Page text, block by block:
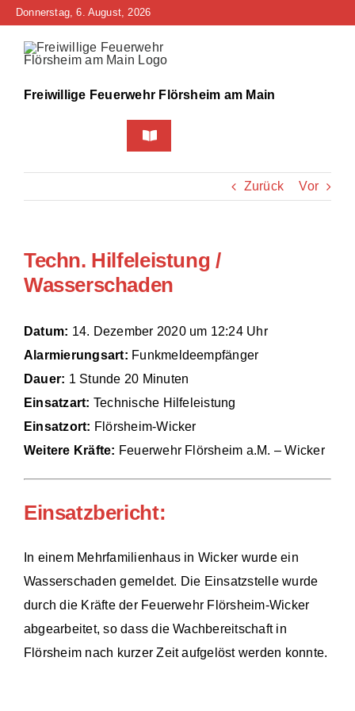
Zum
springen
Donnerstag, 6. August, 2026
Freiwillige Feuerwehr Flörsheim am Main
Toggle
Navigation
Home
Bürgerinfo
Technik
Zurück Vor
Techn. Hilfeleistung /
Wasserschaden
Datum: 14. Dezember 2020 um 12:24 Uhr
Alarmierungsart: Funkmeldeempfänger
Dauer: 1 Stunde 20 Minuten
Einsatzart: Technische Hilfeleistung
Einsatzort: Flörsheim-Wicker
Weitere Kräfte: Feuerwehr Flörsheim a.M. – Wicker
Einsatzbericht:
In einem Mehrfamilienhaus in Wicker wurde ein
Wasserschaden gemeldet. Die Einsatzstelle wurde
durch die Kräfte der Feuerwehr Flörsheim-Wicker
abgearbeitet, so dass die Wachbereitschaft in
Flörsheim nach kurzer Zeit aufgelöst werden konnte.